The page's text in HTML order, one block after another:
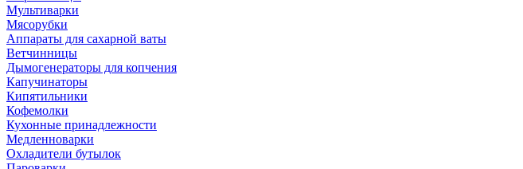
Мультиварки
Мясорубки
Аппараты для сахарной ваты
Ветчинницы
Дымогенераторы для копчения
Капучинаторы
Кипятильники
Кофемолки
Кухонные принадлежности
Медленноварки
Охладители бутылок